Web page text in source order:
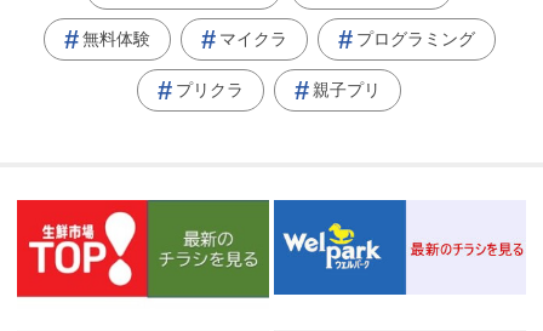
無料体験 マイクラ プログラミング
プリクラ 親子プリ